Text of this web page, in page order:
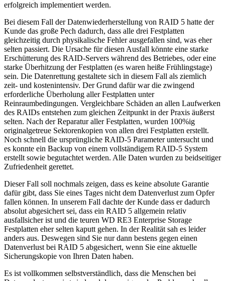
erfolgreich implementiert werden.
Bei diesem Fall der Datenwiederherstellung von RAID 5 hatte der
Kunde das große Pech dadurch, dass alle drei Festplatten
gleichzeitig durch physikalische Fehler ausgefallen sind, was eher
selten passiert. Die Ursache für diesen Ausfall könnte eine starke
Erschütterung des RAID-Servers während des Betriebes, oder eine
starke Überhitzung der Festplatten (es waren heiße Frühlingstage)
sein. Die Datenrettung gestaltete sich in diesem Fall als ziemlich
zeit- und kostenintensiv. Der Grund dafür war die zwingend
erforderliche Überholung aller Festplatten unter
Reinraumbedingungen. Vergleichbare Schäden an allen Laufwerken
des RAIDs entstehen zum gleichen Zeitpunkt in der Praxis äußerst
selten. Nach der Reparatur aller Festplatten, wurden 100%ig
originalgetreue Sektorenkopien von allen drei Festplatten erstellt.
Noch schnell die ursprüngliche RAID-5 Parameter untersucht und
es konnte ein Backup von einem vollständigem RAID-5 System
erstellt sowie begutachtet werden. Alle Daten wurden zu beidseitiger
Zufriedenheit gerettet.
Dieser Fall soll nochmals zeigen, dass es keine absolute Garantie
dafür gibt, dass Sie eines Tages nicht dem Datenverlust zum Opfer
fallen können. In unserem Fall dachte der Kunde dass er dadurch
absolut abgesichert sei, dass ein RAID 5 allgemein relativ
ausfallsicher ist und die teuren WD RE3 Enterprise Storage
Festplatten eher selten kaputt gehen. In der Realität sah es leider
anders aus. Deswegen sind Sie nur dann bestens gegen einen
Datenverlust bei RAID 5 abgesichert, wenn Sie eine aktuelle
Sicherungskopie von Ihren Daten haben.
Es ist vollkommen selbstverständlich, dass die Menschen bei